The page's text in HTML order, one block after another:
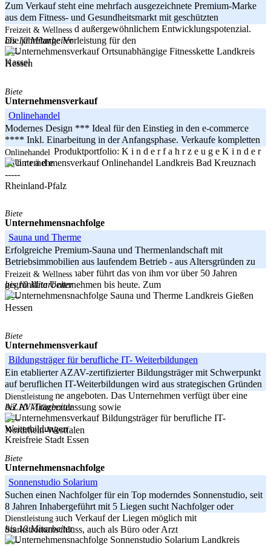
Zum Verkauf steht eine mehrfach ausgezeichnete Premium-Marke
aus dem Fitness- und Gesundheitsmarkt mit geschützten
Markenrechten und außergewöhnlichem Entwicklungspotenzial.
Die jahrelange Vorleistung für den
-----
Hessen
Freizeit & Wellness
bis 10 Mitarbeiter
Landkreis
Kassel
Biete
Unternehmensverkauf
Onlinehandel
Modernes Design *** Ideal für den Einstieg in den e-commerce
**** Inkl. Einarbeitung in der Anfangsphase. Verkaufe kompletten
Onlineshop. Produktportfolio: K i n d e r f a h r z e u g e K i n d e r
f a h r r ä d e
-----
Rheinland-Pfalz
Onlinehandel
Landkreis Bad Kreuznach
Biete
Unternehmensnachfolge
Sauna und Therme
Erfolgreiche Premium-Sauna und Thermenlandschaft mit
Betriebsimmobilien aus laufendem Betrieb - aus Altersgründen zu
verkaufen. Der Inhaber führt das von ihm vor über 50 Jahren
gegründete Unternehmen bis heute. Zum
-----
Hessen
Freizeit & Wellness
bis 10 Mitarbeiter
Landkreis Gießen
Biete
Unternehmensverkauf
Bildungsträger für berufliche IT- Weiterbildungen
Ein etablierter AZAV-zertifizierter Bildungsträger mit Schwerpunkt
auf beruflichen IT-Weiterbildungen wird aus strategischen Gründen
zur Übernahme angeboten. Das Unternehmen verfügt über eine
AZAV-Trägerzulassung sowie
-----
Nordrhein-Westfalen
Dienstleistung
bis 10 Mitarbeiter
Kreisfreie Stadt Essen
Biete
Unternehmensnachfolge
Sonnenstudio Solarium
Suchen einen Nachfolger für ein Top moderndes Sonnenstudio, seit
8 Jahren Inhabergeführt mit 5 Liegen sucht Nachfolger oder
Übernahme, auch Verkauf der Liegen möglich mit
Starkstromanschluss, auch als Büro oder Arzt
-----
Dienstleistung
bis 10 Mitarbeiter
Landkreis